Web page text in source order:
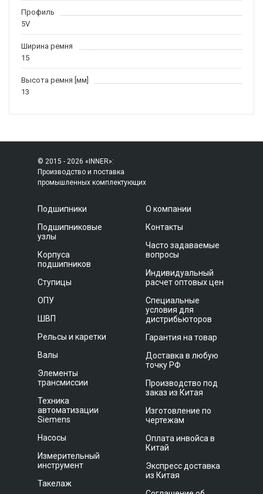
Профиль
5V
Ширина ремня
15
Высота ремня [мм]
13
© 2015 - 2026 «INNER»:
Производство и поставка
промышленных комплектующих
Подшипники
Подшипниковые
узлы
Корпуса
подшипников
Ступицы
ОПУ
ШВП
Рельсы и каретки
Валы
Элементы
трансмиссии
Техника
автоматизации
Siemens
Насосы
Измерительный
инструмент
Такелаж
О компании
Контакты
Часто задаваемые
вопросы
Индивидуальный
расчет оптовых цен
Специальные
условия для
дистрибьюторов
Гарантия на товар
Доставка в любую
точку РФ
Производство под
заказ из Китая
Изготовление по
чертежам
Оплата инвойса в
Китай
Экспресс доставка
из Китая